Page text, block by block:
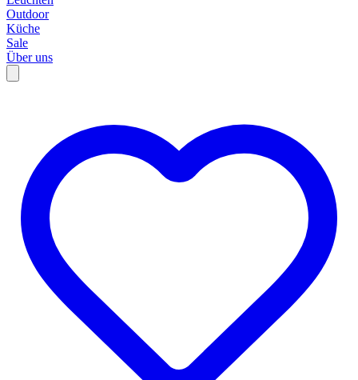
Outdoor
Küche
Sale
Über uns